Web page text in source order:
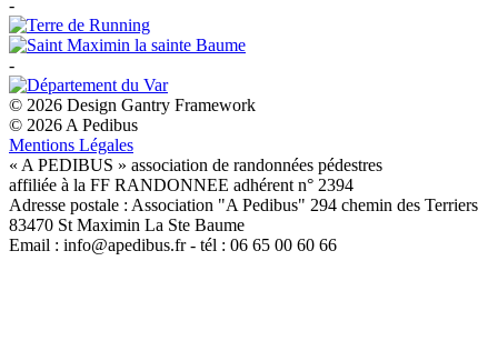
-
-
© 2026 Design Gantry Framework
© 2026 A Pedibus
Mentions Légales
« A PEDIBUS » association de randonnées pédestres
affiliée à la FF RANDONNEE adhérent n° 2394
Adresse postale : Association "A Pedibus" 294 chemin des Terriers
83470 St Maximin La Ste Baume
Email : info@apedibus.fr - tél : 06 65 00 60 66